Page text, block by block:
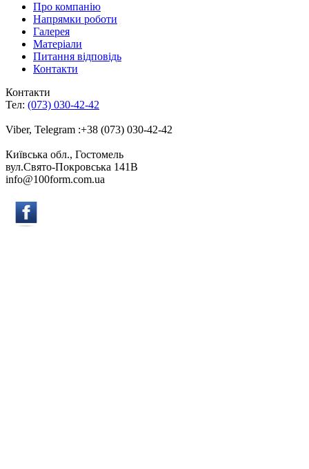
Про компанію
Напрямки роботи
Галерея
Матеріали
Питання відповідь
Контакти
Контакти
Тел: (073) 030-42-42
Viber, Telegram :+38 (073) 030-42-42
Київська обл., Гостомель
вул.Свято-Покровська 141B
info@100form.com.ua